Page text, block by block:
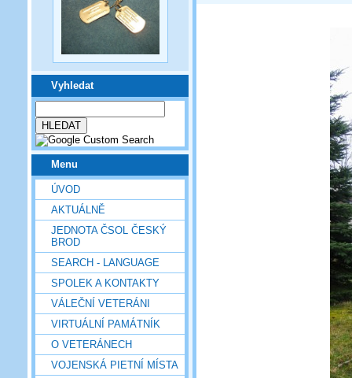
Vyhledat
Menu
ÚVOD
AKTUÁLNĚ
JEDNOTA ČSOL ČESKÝ
BROD
SEARCH - LANGUAGE
SPOLEK A KONTAKTY
VÁLEČNÍ VETERÁNI
VIRTUÁLNÍ PAMÁTNÍK
O VETERÁNECH
VOJENSKÁ PIETNÍ MÍSTA